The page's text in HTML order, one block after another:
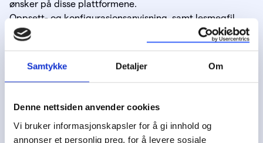
Samtykke Detaljer Om
Denne nettsiden anvender cookies
Vi bruker informasjonskapsler for å gi innhold og
annonser et personlig preg, for å levere sosiale
ønsker på disse plattformene.
Oppsett- og konfigurasjonsanvisning, samt lesmegfil
som lister de viktigste endringene, kan bli hentet fra
nedlastingsportalen som du finner på geodata.no..
oppsettet av NT på et brukersted være konfigurasjon.